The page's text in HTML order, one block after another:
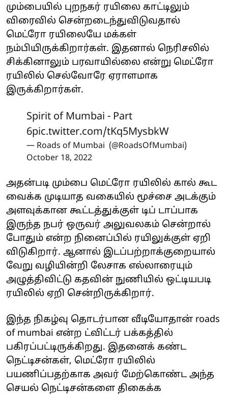
மும்பையில் புறநகர் ரயிலை காட்டிலும்
விரைவில் சென்றடைந்துவிடுவதால்
மெட்ரோ ரயிலையே மக்கள்
நம்பியிருக்கிறார்கள். இதனால் நெரிசலில்
சிக்கினாலும் பரவாயில்லை என்று மெட்ரோ
ரயிலில் செல்வோரே ஏராளமாக
இருக்கிறார்கள்.
Spirit of Mumbai - Part
6pic.twitter.com/tKq5MysbkW
— Roads of Mumbai (@RoadsOfMumbai)
October 18, 2022
அதன்படி மும்பை மெட்ரோ ரயிலில் கால் கூட
வைக்க முடியாத வகையில் மூச்சை அடக்கும்
அளவுக்கான கூட்டத்துக்குள் டிப் டாப்பாக
இருந்த நபர் ஒருவர் அலுவலகம் சென்றால்
போதும் என்ற நினைப்பில் ரயிலுக்குள் ஏறி
விடுகிறார். ஆனால் இடப்பற்றாக்குறையால்
வேறு வழியின்றி லேசாக எல்லாரையும்
அழுத்திவிட்டு கதவின் நுணியில் ஒட்டியபடி
ரயிலில் ஏறி சென்றிருக்கிறார்.
இந்த நிகழ்வு தொடர்பான வீடியோதான் roads
of mumbai என்ற ட்விட்டர் பக்கத்தில்
பகிரப்பட்டிருக்கிறது. இதனைக் கண்ட
நெட்டிசன்கள், மெட்ரோ ரயிலில்
பயணிப்பதற்காக அவர் மேற்கொண்ட அந்த
செயல் நெட்டிசன்களை திகைக்க